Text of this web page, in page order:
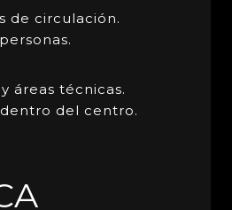
de circulación.
áreas técnicas.
del centro.